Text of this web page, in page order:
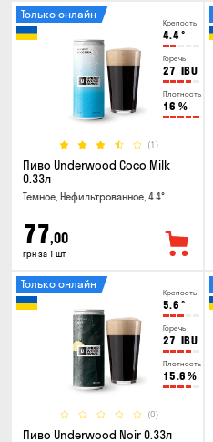
Крепость
4.4°
Горечь
27 IBU
Плотность
16 %
(1)
Только онлайн
Пиво Underwood Coco Milk
0.33л
Темное, Нефильтрованное, 4.4°
77,00
грн за 1 шт
Крепость
5.6 °
Горечь
27 IBU
Плотность
15.6 %
(0)
Только онлайн
Пиво Underwood Noir 0.33л